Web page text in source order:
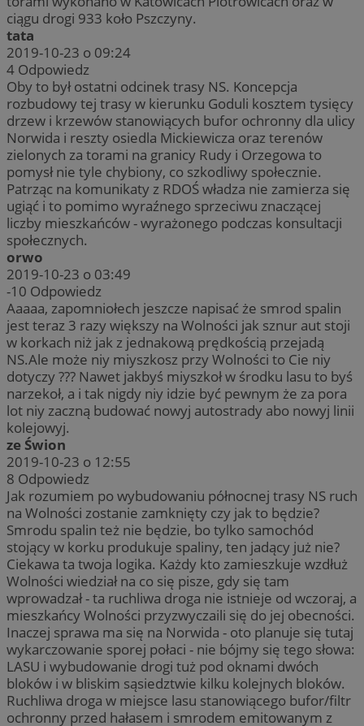
ciągu drogi 933 koło Pszczyny.
tata
2019-10-23 o 09:24
4 Odpowiedz
Oby to był ostatni odcinek trasy NS. Koncepcja
rozbudowy tej trasy w kierunku Goduli kosztem tysięcy
drzew i krzewów stanowiących bufor ochronny dla ulicy
Norwida i reszty osiedla Mickiewicza oraz terenów
zielonych za torami na granicy Rudy i Orzegowa to
pomysł nie tyle chybiony, co szkodliwy społecznie.
Patrząc na komunikaty z RDOŚ władza nie zamierza się
ugiąć i to pomimo wyraźnego sprzeciwu znaczącej
liczby mieszkańców - wyrażonego podczas konsultacji
społecznych.
orwo
2019-10-23 o 03:49
-10 Odpowiedz
Aaaaa, zapomniołech jeszcze napisać że smrod spalin
jest teraz 3 razy większy na Wolności jak sznur aut stoji
w korkach niż jak z jednakową prędkością przejadą
NS.Ale może niy miyszkosz przy Wolności to Cie niy
dotyczy ??? Nawet jakbyś miyszkoł w środku lasu to byś
narzekoł, a i tak nigdy niy idzie być pewnym że za pora
lot niy zaczną budować nowyj autostrady abo nowyj linii
kolejowyj.
ze Świon
2019-10-23 o 12:55
8 Odpowiedz
Jak rozumiem po wybudowaniu północnej trasy NS ruch
na Wolności zostanie zamknięty czy jak to będzie?
Smrodu spalin też nie będzie, bo tylko samochód
stojący w korku produkuje spaliny, ten jadący już nie?
Ciekawa ta twoja logika. Każdy kto zamieszkuje wzdłuż
Wolności wiedział na co się pisze, gdy się tam
wprowadzał - ta ruchliwa droga nie istnieje od wczoraj, a
mieszkańcy Wolności przyzwyczaili się do jej obecności.
Inaczej sprawa ma się na Norwida - oto planuje się tutaj
wykarczowanie sporej połaci - nie bójmy się tego słowa:
LASU i wybudowanie drogi tuż pod oknami dwóch
bloków i w bliskim sąsiedztwie kilku kolejnych bloków.
Ruchliwa droga w miejsce lasu stanowiącego bufor/filtr
ochronny przed hałasem i smrodem emitowanym z